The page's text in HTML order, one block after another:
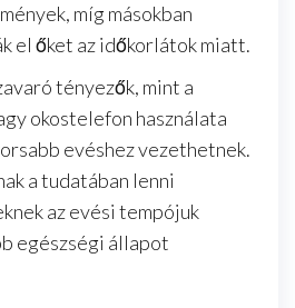
míg másokban
el őket az időkorlátok miatt.
tényezők, mint a
okostelefon használata
evéshez vezethetnek.
a tudatában lenni
az evési tempójuk
egészségi állapot